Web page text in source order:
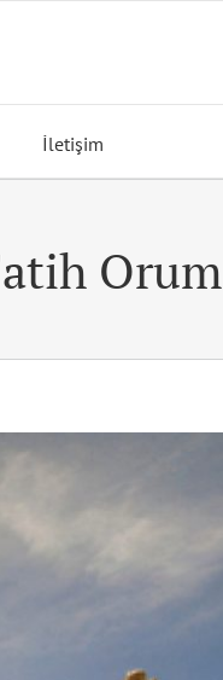
İletişim
Orum